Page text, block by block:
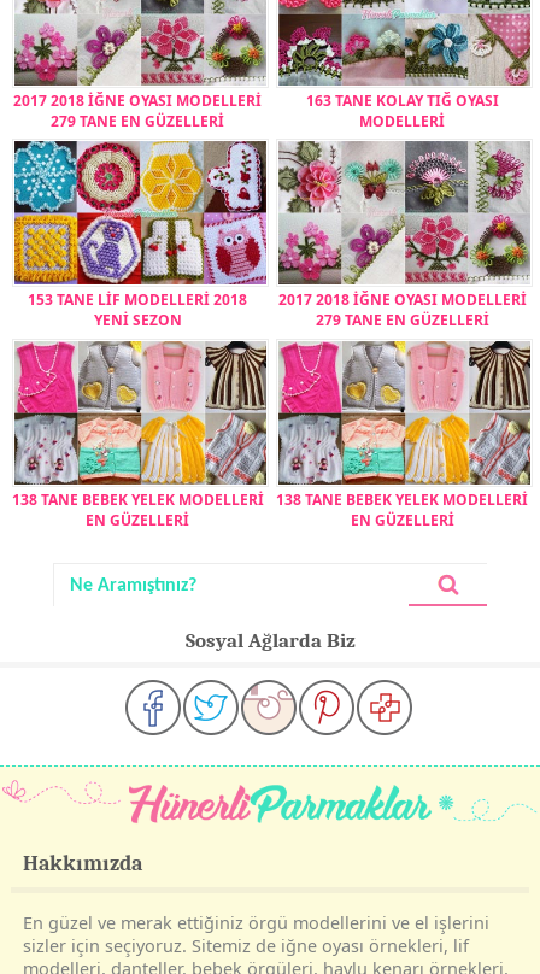
2017 2018 İĞNE OYASI MODELLERİ
279 TANE EN GÜZELLERİ
163 TANE KOLAY TIĞ OYASI
MODELLERİ
153 TANE LİF MODELLERİ 2018
YENİ SEZON
2017 2018 İĞNE OYASI MODELLERİ
279 TANE EN GÜZELLERİ
138 TANE BEBEK YELEK MODELLERİ
EN GÜZELLERİ
138 TANE BEBEK YELEK MODELLERİ
EN GÜZELLERİ
Sosyal Ağlarda Biz
Hakkımızda
En güzel ve merak ettiğiniz örgü modellerini ve el işlerini
sizler için seçiyoruz. Sitemiz de iğne oyası örnekleri, lif
modelleri, danteller, bebek örgüleri, havlu kenarı örnekleri,